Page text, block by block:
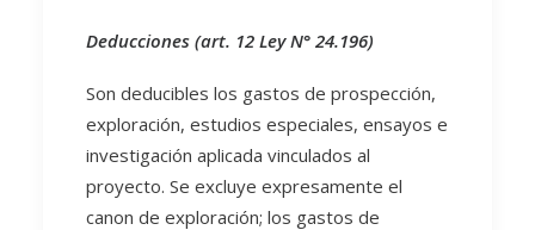
Deducciones (art. 12 Ley N° 24.196)
Son deducibles los gastos de prospección,
exploración, estudios especiales, ensayos e
investigación aplicada vinculados al
proyecto. Se excluye expresamente el
canon de exploración; los gastos de